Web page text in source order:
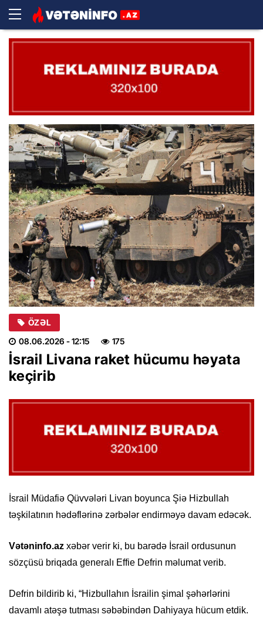
ÖZƏL
08.06.2026 - 12:15 175
İsrail Livana raket hücumu həyata
keçirib
İsrail Müdafiə Qüvvələri Livan boyunca Şiə Hizbullah
təşkilatının hədəflərinə zərbələr endirməyə davam edəcək.
Vətəninfo.az xəbər verir ki, bu barədə İsrail ordusunun
sözçüsü briqada generalı Effie Defrin məlumat verib.
Defrin bildirib ki, “Hizbullahın İsrailin şimal şəhərlərini
davamlı atəşə tutması səbəbindən Dahiyaya hücum etdik.